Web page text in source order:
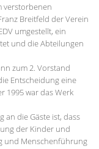
verstorbenen
Breitfeld der Verein
umgestellt, ein
und die Abteilungen
zum 2. Vorstand
Entscheidung eine
1995 war das Werk
an die Gäste ist, dass
der Kinder und
und Menschenführung